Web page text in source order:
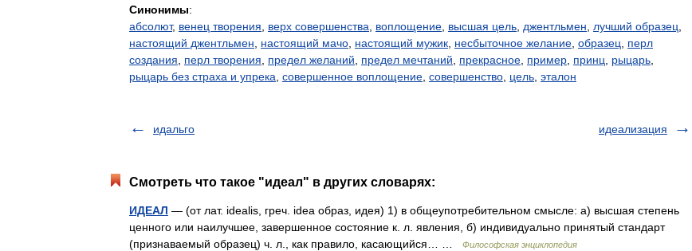
Синонимы:
абсолют, венец творения верх совершенства воплощение высшая цель джентльмен лучший образец
настоящий джентльмен
настоящий мачо настоящий мужик несбыточное желание образец
перл
создания
перл творения предел желаний предел мечтаний прекрасное пример принц рыцарь
рыцарь без страха и упрека совершенное воплощение совершенство цель эталон
идальго идеализация
Смотреть что такое "идеал" в других словарях:
ИДЕАЛ — (от лат. idealis, греч. idea образ, идея) 1) в общеупотребительном смысле: а) высшая степень
ценного или наилучшее, завершенное состояние к. л. явления, б) индивидуально принятый стандарт
(признаваемый образец) ч. л., как правило, касающийся… …
Философская энциклопедия